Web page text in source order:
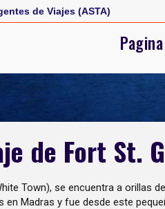
de Viajes (ASTA)
de Fort St.
Town), se encuentra a orillas
en Madras y fue desde este